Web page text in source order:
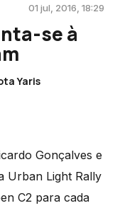
01 jul, 2016, 18:29
se à
Yaris
Gonçalves e
Urban Light Rally
C2 para cada